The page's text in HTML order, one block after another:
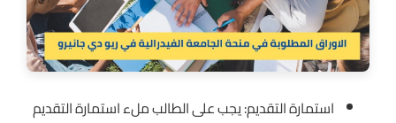
استمارة التقديم: يجب على الطالب ملء استمارة التقديم